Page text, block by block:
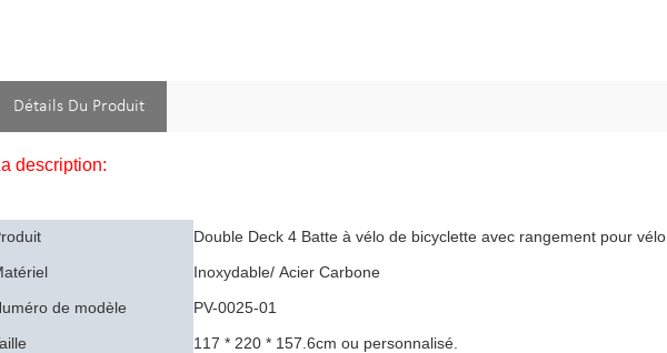
Détails Du Produit
description:
Double Deck 4 Batte à vélo de bicyclette avec rangement pour vélo
Inoxydable/ Acier Carbone
de modèle
PV-0025-01
117 * 220 * 157.6cm ou personnalisé.